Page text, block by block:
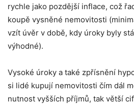
rychle jako pozdější inflace, což
koupě vysněné nemovitosti
vzít úvěr v době, kdy úroky byly
výhodné).
Vysoké úroky a také zpřísnění
si lidé kupují nemovitosti čím dál
nutnost vyšších příjmů, tak větší